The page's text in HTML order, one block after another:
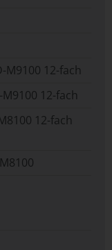
M9100 12-fach
M9100 12-fach
12-fach